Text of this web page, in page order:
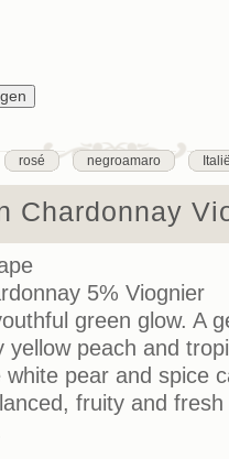
rosé negroamaro
Chardonnay
5% Viognier
green glow. A
yellow peach and
pear and spice
fruity and